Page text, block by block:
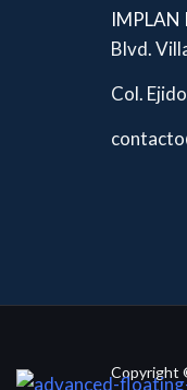
IMPLAN
Blvd.
Col.
Copyright